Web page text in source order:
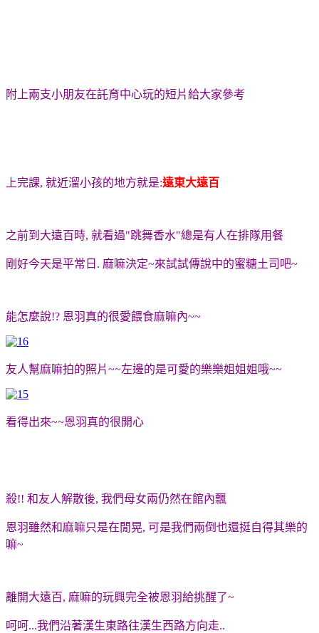
附上兩支小朋友在託育中心玩的短片給大家參考
上完課, 就近溜小孩的地方就是:遠東大遠百
之前到大遠百時, 就看過"跳舞香水"總是有人在排隊用餐
剛好今天是平常日. 麻嘛決定~來試試傳說中的蜜糖土司吧~
能怎麼說!? 恩羽真的很愛餵食麻嘛內~~
友人幫麻嘛拍的照片~~左邊的是可愛的樂樂姐姐姐哦~~
看得出來~~恩羽真的很開心
殺!! 和友人解散後, 我們母女兩仍然在館內飄
恩羽雖然和麻嘛只是在閒晃, 可是我們兩倒也還挺自得其樂的
嘛~
離開大遠百, 麻嘛的玩興完全被恩羽給挑醒了~
呵呵...我們沿著漢生東路往漢生西路方向走..